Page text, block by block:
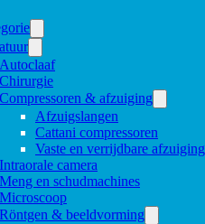
Autoclaaf
Chirurgie
Compressoren & afzuiging
Afzuigslangen
Cattani compressoren
Vaste en verrijdbare afzuiging
Intraorale camera
Meng en schudmachines
Microscoop
Röntgen & beeldvorming